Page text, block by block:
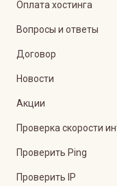
Оплата хостинга
Вопросы и ответы
Договор
Новости
Акции
Проверка скорости
Проверить Ping
Проверить IP